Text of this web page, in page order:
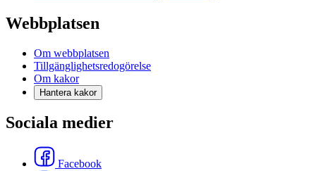
Webbplatsen
Om webbplatsen
Tillgänglighetsredogörelse
Om kakor
Hantera kakor
Sociala medier
Facebook